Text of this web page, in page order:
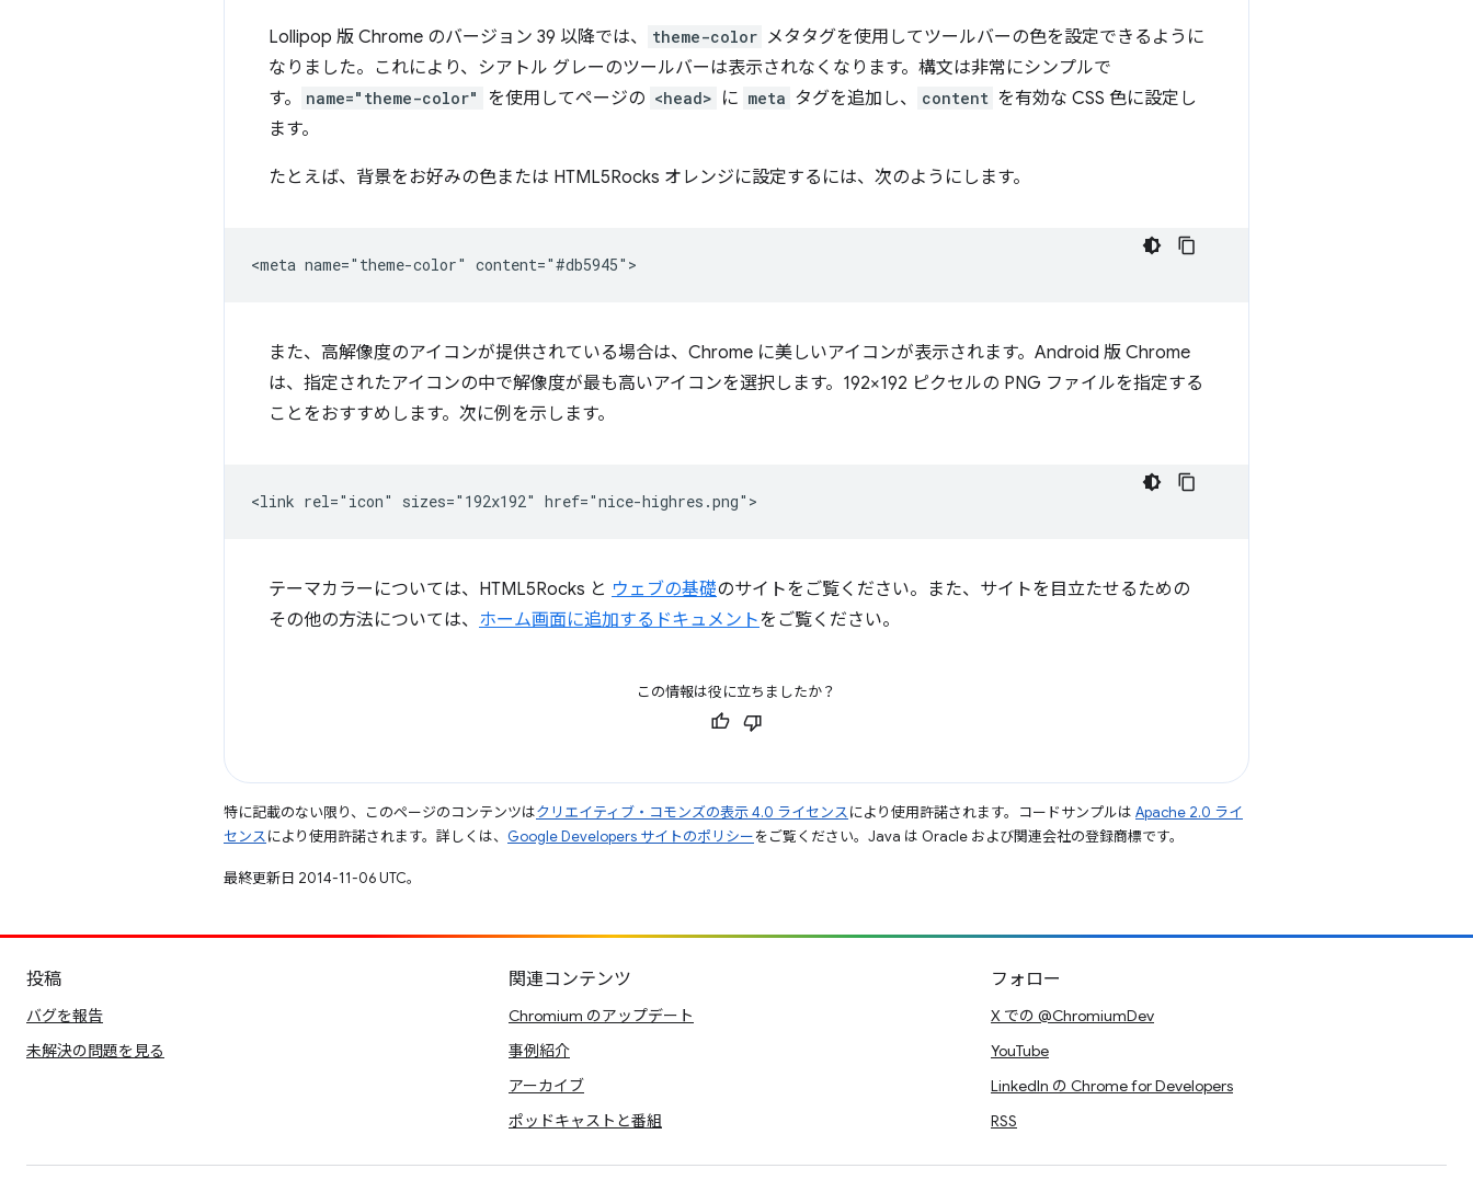
Lollipop 版 Chrome のバージョン 39 以降では、 theme-color メタタグを使用してツールバーの色を設定できるように
なりました。これにより、シアトル グレーのツールバーは表示されなくなります。構文は非常にシンプルで
す。
name="theme-color" を使用してページの <head> に meta タグを追加し、 content を有効な CSS 色に設定し
ます。
たとえば、背景をお好みの色または HTML5Rocks オレンジに設定するには、次のようにします。
また、高解像度のアイコンが提供されている場合は、Chrome に美しいアイコンが表示されます。Android 版 Chrome
は、指定されたアイコンの中で解像度が最も高いアイコンを選択します。192×192 ピクセルの PNG ファイルを指定する
ことをおすすめします。次に例を示します。
テーマカラーについては、HTML5Rocks と ウェブの基礎のサイトをご覧ください。また、サイトを目立たせるための
その他の方法については、 ホーム画面に追加するドキュメントをご覧ください。
この情報は役に立ちましたか？
特に記載のない限り、このページのコンテンツはクリエイティブ・コモンズの表示 4.0 ライセンスにより使用許諾されます。コードサンプルは Apache 2.0 ライ
センスにより使用許諾されます。詳しくは、 Google Developers サイトのポリシーをご覧ください。Java は Oracle および関連会社の登録商標です。
最終更新日 2014-11-06 UTC。
投稿
バグを報告
未解決の問題を見る
関連コンテンツ
Chromium のアップデート
事例紹介
アーカイブ
ポッドキャストと番組
フォロー
X での @ChromiumDev
YouTube
LinkedIn の Chrome for Developers
RSS